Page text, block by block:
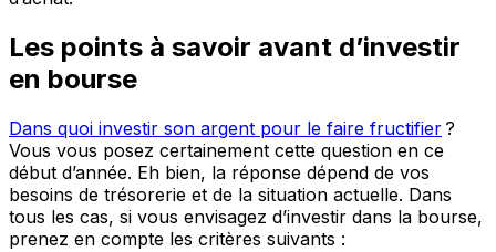
Les points à savoir avant d’investir
en bourse
Dans quoi investir son argent pour le faire fructifier ?
Vous vous posez certainement cette question en ce
début d’année. Eh bien, la réponse dépend de vos
besoins de trésorerie et de la situation actuelle. Dans
tous les cas, si vous envisagez d’investir dans la bourse,
prenez en compte les critères suivants :